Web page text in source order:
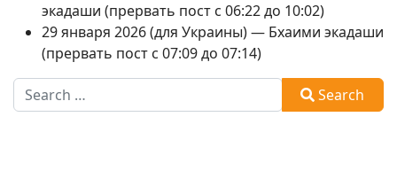
экадаши (прервать пост с 06:22 до 10:02)
29 января 2026 (для Украины) — Бхаими экадаши
(прервать пост с 07:09 до 07:14)
Search
Search